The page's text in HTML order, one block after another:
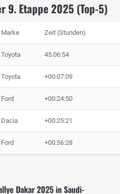
9. Etappe 2025 (Top-5)
Marke Zeit (Stunden)
Toyota 45:06:54
Toyota +00:07:09
Ford +00:24:50
Dacia +00:25:21
Ford +00:56:28
Dakar 2025 in Saudi-